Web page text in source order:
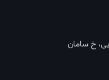
خ سامان